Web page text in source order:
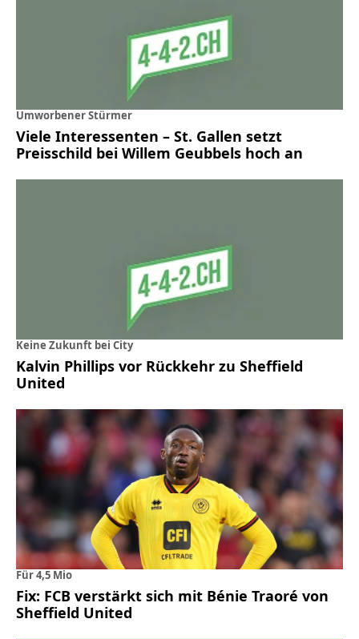
Umworbener Stürmer
Viele Interessenten – St. Gallen setzt
Preisschild bei Willem Geubbels hoch an
Keine Zukunft bei City
Kalvin Phillips vor Rückkehr zu Sheffield
United
Für 4,5 Mio
Fix: FCB verstärkt sich mit Bénie Traoré von
Sheffield United